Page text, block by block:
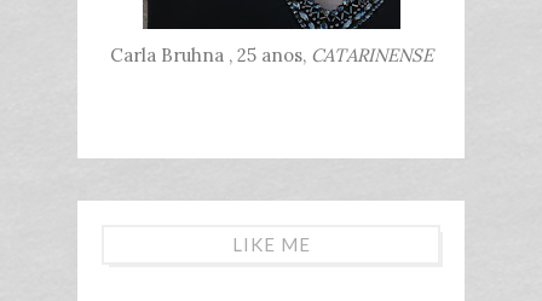
Carla Bruhna , 25 anos,CATARINENSE
LIKE ME